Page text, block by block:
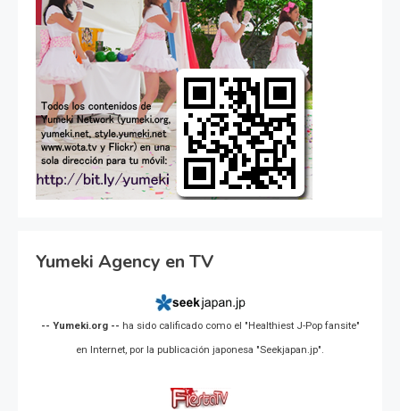
Yumeki Agency en TV
-- Yumeki.org -- ha sido calificado como el "Healthiest J-Pop fansite"
en Internet, por la publicación japonesa "Seekjapan.jp".